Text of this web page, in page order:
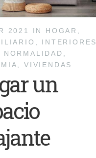
2021 IN HOGAR ,
, INTERIORES
NORMALIDAD ,
,VIVIENDAS
un